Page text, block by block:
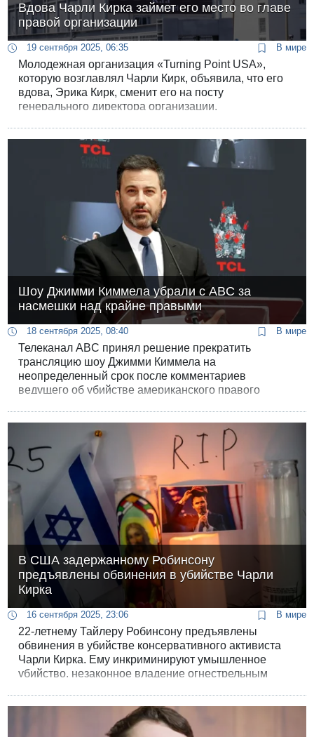
Вдова Чарли Кирка займет его место во главе
правой организации
19 сентября 2025, 06:35 В мире
Молодежная организация «Turning Point USA»,
которую возглавлял Чарли Кирк, объявила, что его
вдова, Эрика Кирк, сменит его на посту
генерального директора организации.
Шоу Джимми Киммела убрали с ABC за
насмешки над крайне правыми
18 сентября 2025, 08:40 В мире
Телеканал ABC принял решение прекратить
трансляцию шоу Джимми Киммела на
неопределенный срок после комментариев
ведущего об убийстве американского правого
В США задержанному Робинсону
предъявлены обвинения в убийстве Чарли
Кирка
16 сентября 2025, 23:06 В мире
22-летнему Тайлеру Робинсону предъявлены
обвинения в убийстве консервативного активиста
Чарли Кирка. Ему инкриминируют умышленное
убийство, незаконное владение огнестрельным